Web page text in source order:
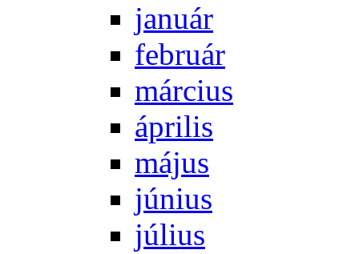
ja­nu­ár
feb­ru­ár
már­ci­us
áp­ri­lis
má­jus
jú­ni­us
jú­li­us